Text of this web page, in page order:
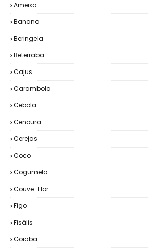
Ameixa
Banana
Beringela
Beterraba
Cajus
Carambola
Cebola
Cenoura
Cerejas
Coco
Cogumelo
Couve-Flor
Figo
Fisális
Goiaba